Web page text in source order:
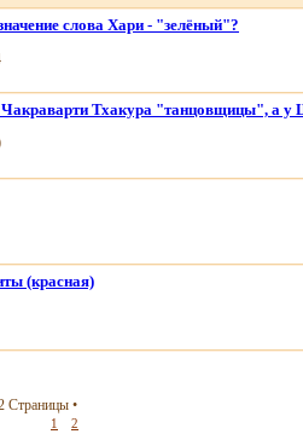
слова Хари - "зелёный"?
Тхакура "танцовщицы", а
(красная)
Страницы •
1 2